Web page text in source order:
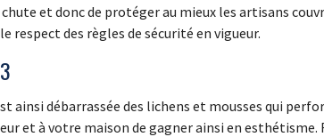
et donc de protéger au mieux les artisans
respect des règles de sécurité en vigueur.
débarrassée des lichens et mousses qui
et à votre maison de gagner ainsi en esthétisme.